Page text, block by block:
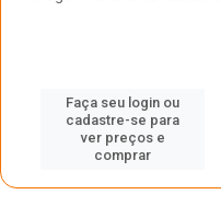
Faça seu login ou
cadastre-se para
ver preços e
comprar